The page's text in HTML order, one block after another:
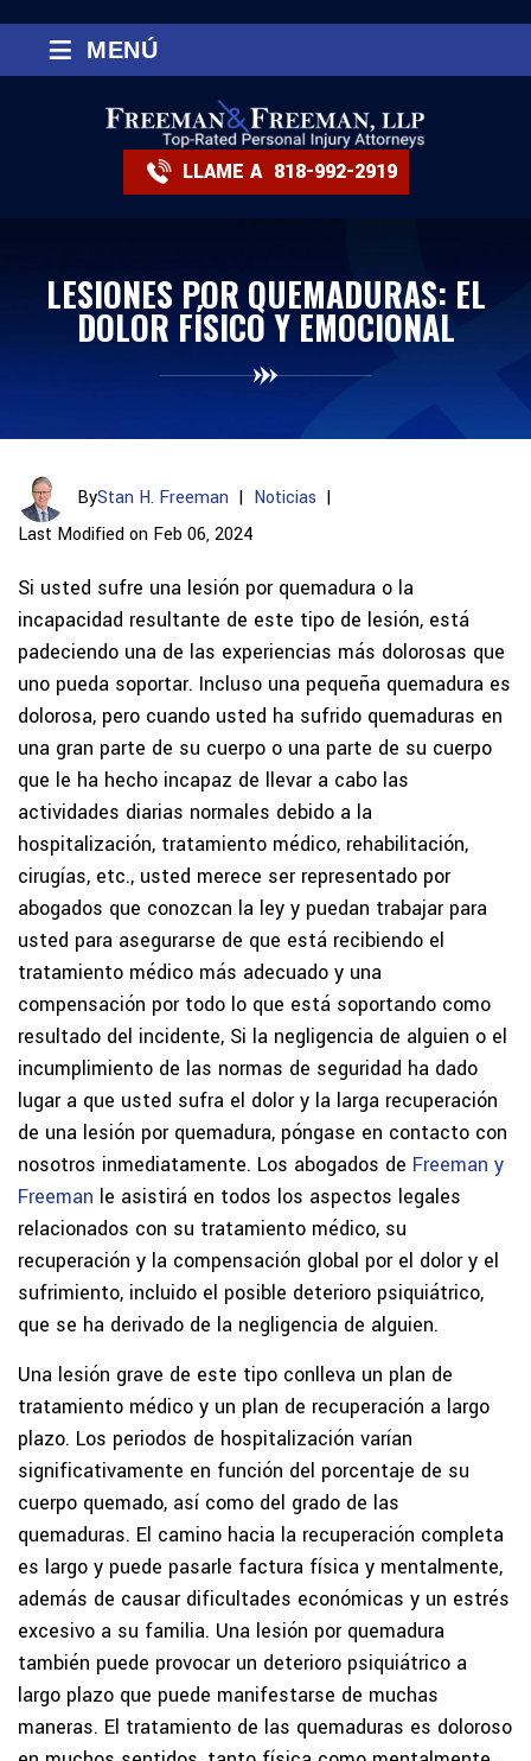
LLAME A 818-992-2919
≡ MENÚ
LESIONES POR QUEMADURAS: EL
DOLOR FÍSICO Y EMOCIONAL
ByStan H. Freeman | Noticias |
Last Modified on Feb 06, 2024
Si usted sufre una lesión por quemadura o la
incapacidad resultante de este tipo de lesión, está
padeciendo una de las experiencias más dolorosas que
uno pueda soportar. Incluso una pequeña quemadura es
dolorosa, pero cuando usted ha sufrido quemaduras en
una gran parte de su cuerpo o una parte de su cuerpo
que le ha hecho incapaz de llevar a cabo las
actividades diarias normales debido a la
hospitalización, tratamiento médico, rehabilitación,
cirugías, etc., usted merece ser representado por
abogados que conozcan la ley y puedan trabajar para
usted para asegurarse de que está recibiendo el
tratamiento médico más adecuado y una
compensación por todo lo que está soportando como
resultado del incidente, Si la negligencia de alguien o el
incumplimiento de las normas de seguridad ha dado
lugar a que usted sufra el dolor y la larga recuperación
de una lesión por quemadura, póngase en contacto con
nosotros inmediatamente. Los abogados de Freeman y
Freeman le asistirá en todos los aspectos legales
relacionados con su tratamiento médico, su
recuperación y la compensación global por el dolor y el
sufrimiento, incluido el posible deterioro psiquiátrico,
que se ha derivado de la negligencia de alguien.
Una lesión grave de este tipo conlleva un plan de
tratamiento médico y un plan de recuperación a largo
plazo. Los periodos de hospitalización varían
significativamente en función del porcentaje de su
cuerpo quemado, así como del grado de las
quemaduras. El camino hacia la recuperación completa
es largo y puede pasarle factura física y mentalmente,
además de causar dificultades económicas y un estrés
excesivo a su familia. Una lesión por quemadura
también puede provocar un deterioro psiquiátrico a
largo plazo que puede manifestarse de muchas
maneras. El tratamiento de las quemaduras es doloroso